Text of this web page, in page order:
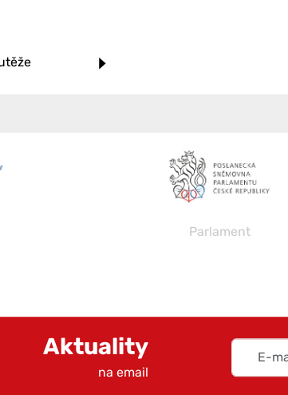
Parlament
Aktuality
na email